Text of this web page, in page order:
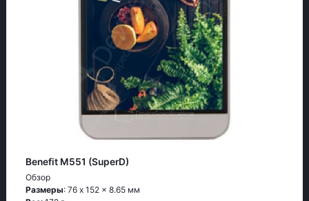
Benefit M551 (SuperD)
Обзор
Размеры: 76 x 152 x 8.65 мм